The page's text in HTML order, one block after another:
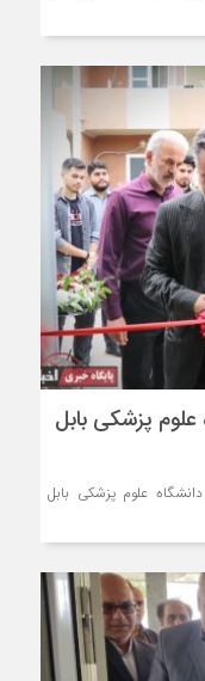
علوم پزشکی بابل
علوم پزشکی بابل